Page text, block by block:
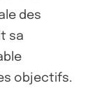
des
sa
objectifs.